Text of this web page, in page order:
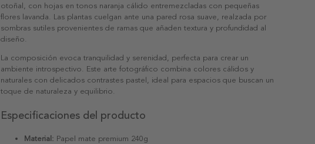
otoñal, con hojas en tonos naranja cálido entremezcladas con pequeñas
flores lavanda. Las plantas cuelgan ante una pared rosa suave, realzada por
sombras sutiles provenientes de ramas que añaden textura y profundidad al
diseño.
La composición evoca tranquilidad y serenidad, perfecta para crear un
ambiente introspectivo. Este arte fotográfico combina colores cálidos y
naturales con delicados contrastes pastel, ideal para espacios que buscan un
toque de naturaleza y equilibrio.
Especificaciones del producto
Material: Papel mate premium 240g